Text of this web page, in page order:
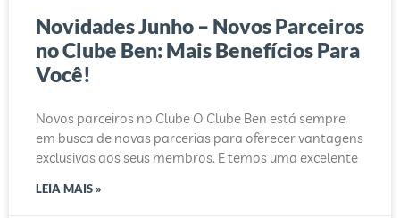
Novidades Junho – Novos Parceiros
no Clube Ben: Mais Benefícios Para
Você!
Novos parceiros no Clube O Clube Ben está sempre
em busca de novas parcerias para oferecer vantagens
exclusivas aos seus membros. E temos uma excelente
LEIA MAIS »